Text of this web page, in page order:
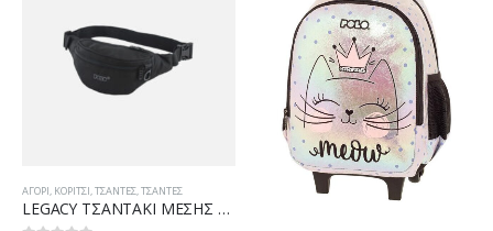
ΑΓΌΡΙ ΚΟΡΊΤΣΙ ΤΣΆΝΤΕΣ ΤΣΆΝΤΕΣ
LEGACY ΤΣΑΝΤΑΚΙ ΜΕΣΗΣ 908029-2000